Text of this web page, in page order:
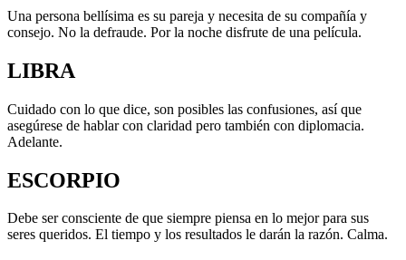
Una persona bellísima es su pareja y necesita de su compañía y
consejo. No la defraude. Por la noche disfrute de una película.
LIBRA
Cuidado con lo que dice, son posibles las confusiones, así que
asegúrese de hablar con claridad pero también con diplomacia.
Adelante.
ESCORPIO
Debe ser consciente de que siempre piensa en lo mejor para sus
seres queridos. El tiempo y los resultados le darán la razón. Calma.